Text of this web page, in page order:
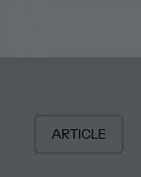
ARTICLE